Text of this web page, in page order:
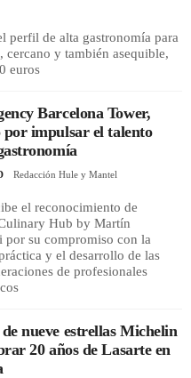
perfil de alta gastronomía para
y también asequible,
euros
Barcelona Tower,
por impulsar el talento
Redacción Hule y Mantel
el reconocimiento de
Hub by Martín
por su compromiso con la
y el desarrollo de las
de profesionales
nueve estrellas Michelin
20 años de Lasarte en